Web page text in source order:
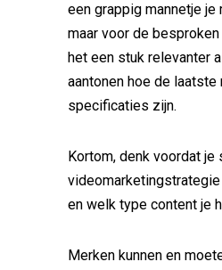
een grappig mannetje
maar voor de
het een stuk relevanter
aantonen hoe de
specificaties zijn.
Kortom, denk voordat je
en welk type content je
Merken kunnen en